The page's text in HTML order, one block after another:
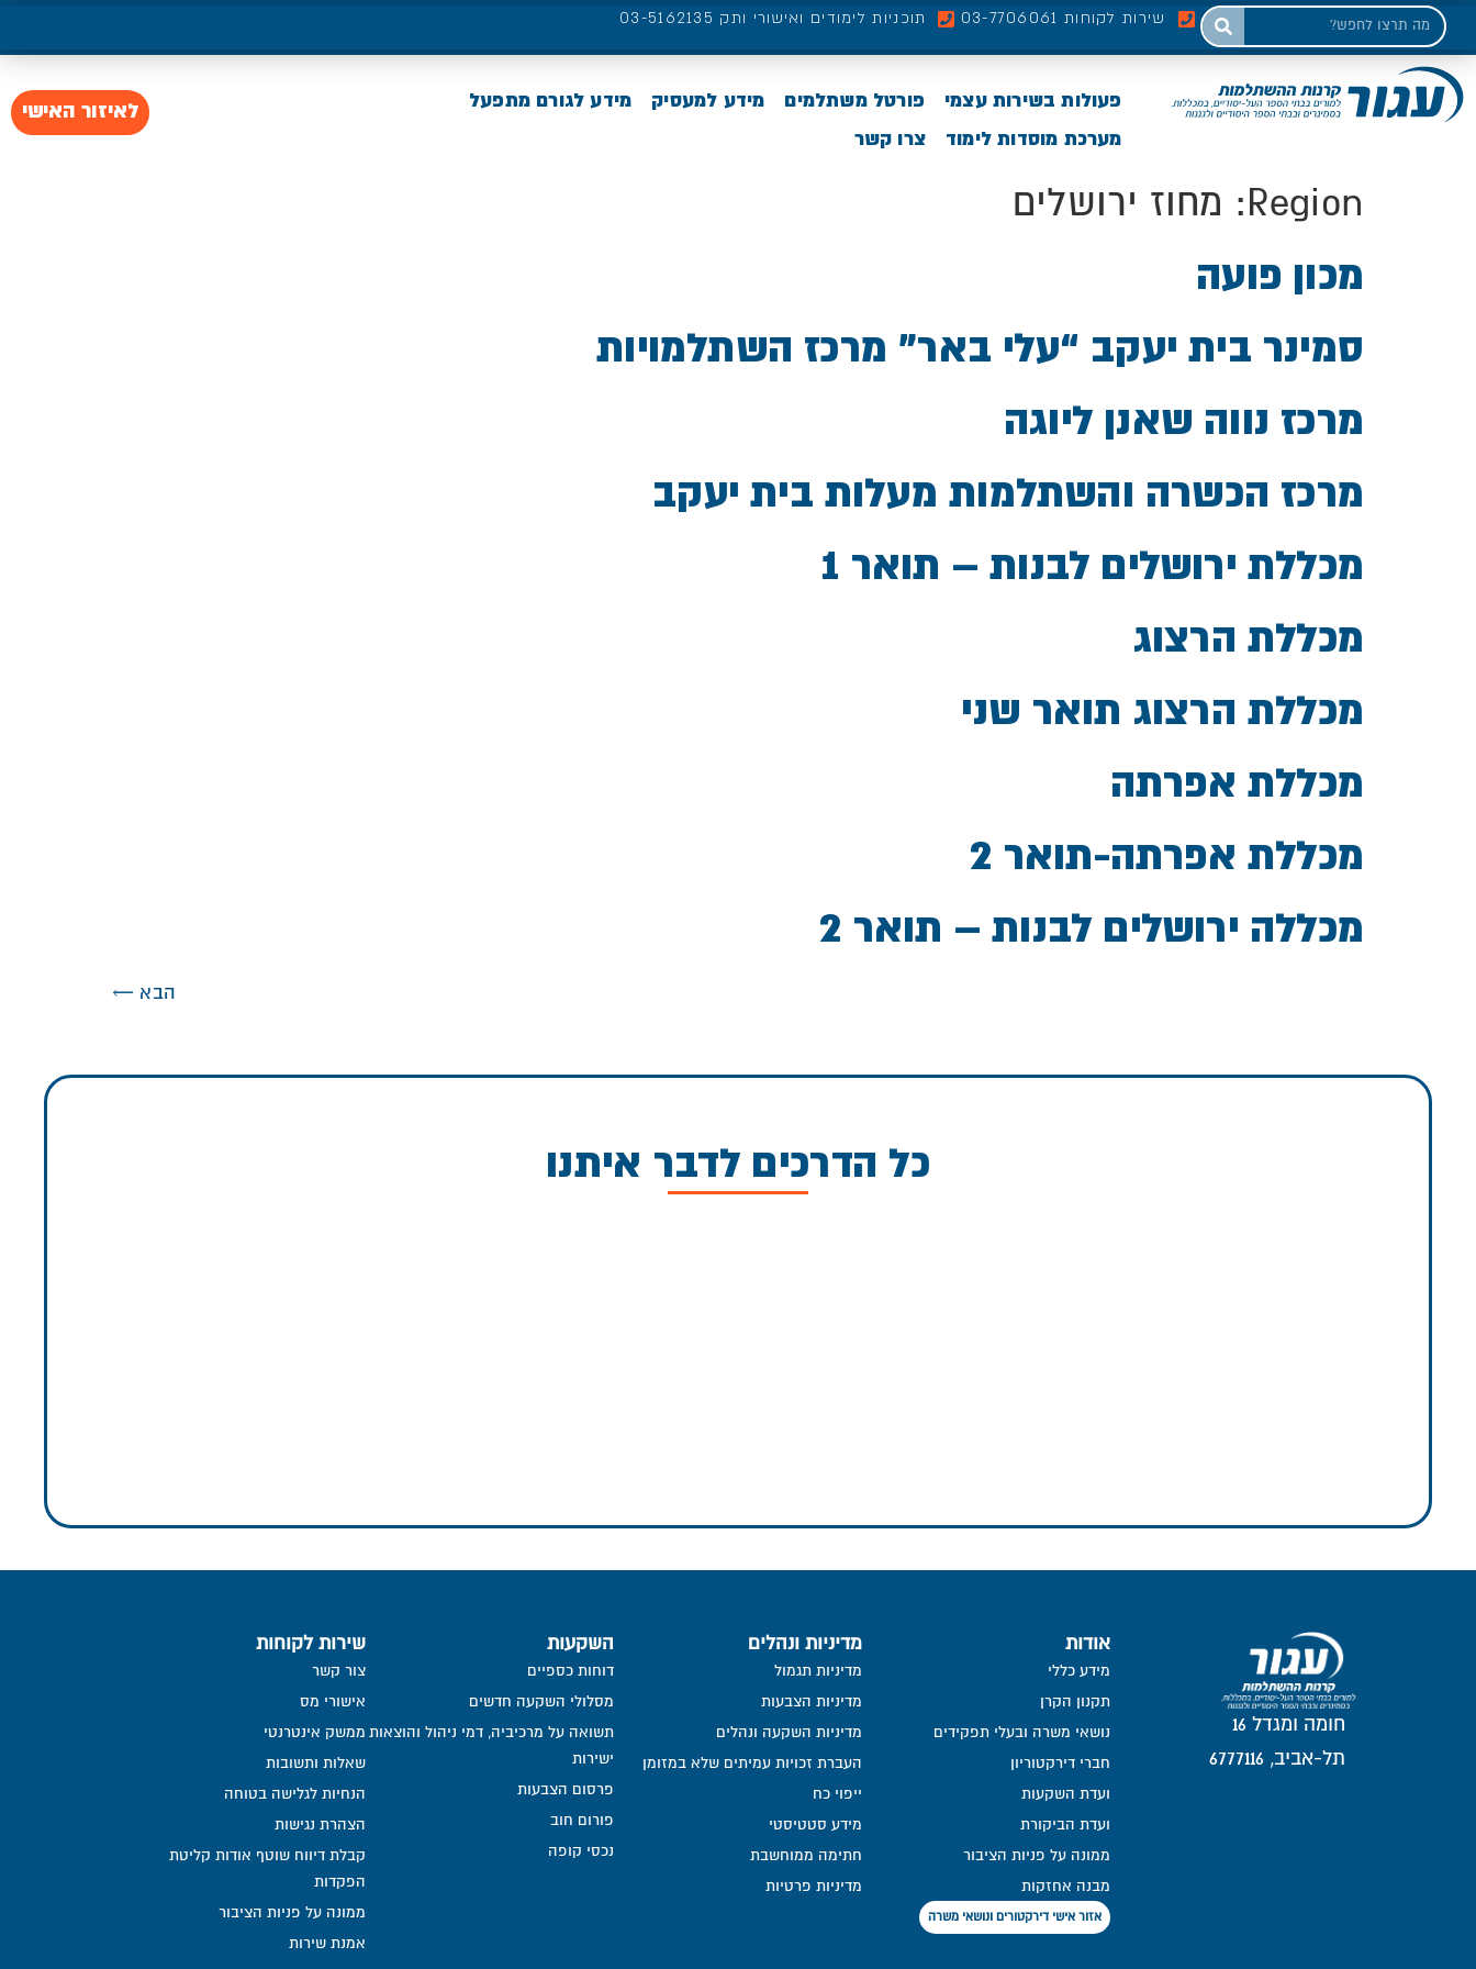
שירות לקוחות 03-7706061 תוכניות לימודים ואישורי ותק 03-5162135
פעולות בשירות עצמי פורטל משתלמים מידע למעסיק
מידע לגורם מתפעל
מערכת מוסדות לימוד
צרו קשר
לאיזור האישי
Region: מחוז ירושלים
מכון פועה
סמינר בית יעקב “עלי באר” מרכז השתלמויות
מרכז נווה שאנן ליוגה
מרכז הכשרה והשתלמות מעלות בית יעקב
מכללת ירושלים לבנות – תואר 1
מכללת הרצוג
מכללת הרצוג תואר שני
מכללת אפרתה
מכללת אפרתה-תואר 2
מכללה ירושלים לבנות – תואר 2
הבא ←
כל הדרכים לדבר איתנו
חומה ומגדל 16
תל-אביב, 6777116
אודות
מידע כללי
תקנון הקרן
נושאי משרה ובעלי תפקידים
חברי דירקטוריון
ועדת השקעות
ועדת הביקורת
ממונה על פניות הציבור
מבנה אחזקות
אזור אישי דירקטורים ונושאי משרה
מדיניות ונהלים
מדיניות תגמול
מדיניות הצבעות
מדיניות השקעה ונהלים
העברת זכויות עמיתים שלא במזומן
ייפוי כח
מידע סטטיסטי
חתימה ממוחשבת
מדיניות פרטיות​
השקעות
דוחות כספיים
מסלולי השקעה חדשים
תשואה על מרכיביה, דמי ניהול והוצאות
ישירות
פרסום הצבעות
פורום חוב
נכסי קופה
שירות לקוחות
צור קשר
אישורי מס
ממשק אינטרנטי
שאלות ותשובות
הנחיות לגלישה בטוחה
הצהרת נגישות
קבלת דיווח שוטף אודות קליטת
הפקדות
ממונה על פניות הציבור
אמנת שירות